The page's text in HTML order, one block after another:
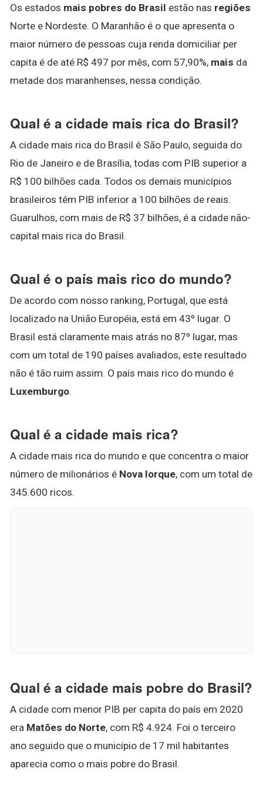
Os estados mais pobres do Brasil estão nas regiões
Norte e Nordeste. O Maranhão é o que apresenta o
maior número de pessoas cuja renda domiciliar per
capita é de até R$ 497 por mês, com 57,90%, mais da
metade dos maranhenses, nessa condição.
Qual é a cidade mais rica do Brasil?
A cidade mais rica do Brasil é São Paulo, seguida do
Rio de Janeiro e de Brasília, todas com PIB superior a
R$ 100 bilhões cada. Todos os demais municípios
brasileiros têm PIB inferior a 100 bilhões de reais.
Guarulhos, com mais de R$ 37 bilhões, é a cidade não-
capital mais rica do Brasil.
Qual é o país mais rico do mundo?
De acordo com nosso ranking, Portugal, que está
localizado na União Européia, está em 43º lugar. O
Brasil está claramente mais atrás no 87º lugar, mas
com um total de 190 países avaliados, este resultado
não é tão ruim assim. O país mais rico do mundo é
Luxemburgo.
Qual é a cidade mais rica?
A cidade mais rica do mundo e que concentra o maior
número de milionários é Nova Iorque, com um total de
345.600 ricos.
Qual é a cidade mais pobre do Brasil?
A cidade com menor PIB per capita do país em 2020
era Matões do Norte, com R$ 4.924. Foi o terceiro
ano seguido que o município de 17 mil habitantes
aparecia como o mais pobre do Brasil.